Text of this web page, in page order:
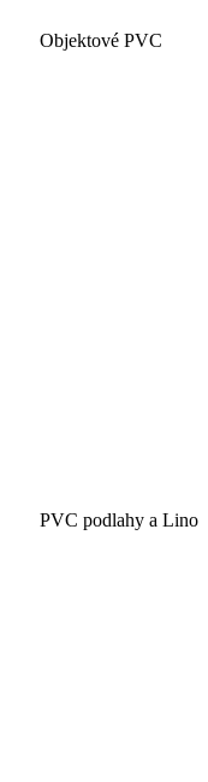
Objektové PVC
PVC podlahy a Lino